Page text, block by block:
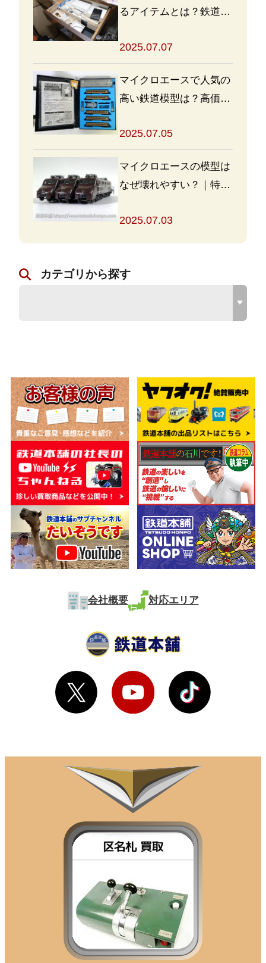
るアイテムとは？鉄道グ
も
2025.07.07
マイクロエースで人気の
高い鉄道模型は？高価買
2025.07.05
マイクロエースの模型は
なぜ壊れやすい？｜特徴
2025.07.03
カテゴリから探す
会社概要 対応エリア